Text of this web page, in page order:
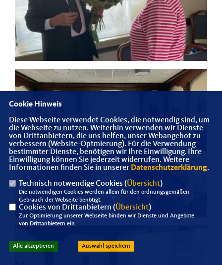
Cookie Hinweis
Diese Webseite verwendet Cookies, die notwendig sind, um
die Webseite zu nutzen. Weiterhin verwenden wir Dienste
von Drittanbietern, die uns helfen, unser Webangebot zu
verbessern (Website-Optmierung). Für die Verwendung
bestimmter Dienste, benötigen wir Ihre Einwilligung. Ihre
Einwilligung können Sie jederzeit widerrufen. Weitere
Informationen finden Sie in unserer Datenschutzerklärung.
Technisch notwendige Cookies (Übersicht)
Die notwendigen Cookies werden allein für den ordnungsgemäßen
Gebrauch der Webseite benötigt.
Cookies von Drittanbietern (Übersicht)
Zur Optimierung unserer Webseite binden wir Dienste und Angebote
von Drittanbietern ein.
Alle akzeptieren Auswahl speichern